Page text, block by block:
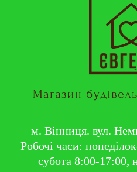
м. Вінниця. вул.
Робочі часи:
субота 8:00-17:00,